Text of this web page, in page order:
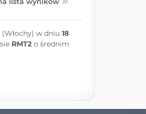
(Włochy) w dniu 18
RMT2o średnim